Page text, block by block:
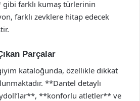
farklı kumaş türlerinin
farklı zevklere hitap edecek
Parçalar
kataloğunda, özellikle dikkat
**Dantel detaylı
**konforlu atletler** ve